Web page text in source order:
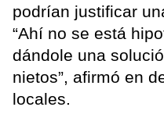
podrían justificar
“Ahí no se está
dándole una
nietos”, afirmó en
locales.